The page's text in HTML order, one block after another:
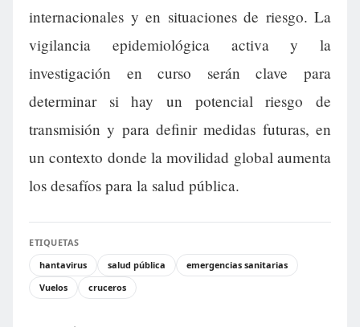
internacionales y en situaciones de riesgo. La
vigilancia epidemiológica activa y la
investigación en curso serán clave para
determinar si hay un potencial riesgo de
transmisión y para definir medidas futuras, en
un contexto donde la movilidad global aumenta
los desafíos para la salud pública.
ETIQUETAS
hantavirus
salud pública
emergencias sanitarias
Vuelos
cruceros